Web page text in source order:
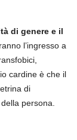
di genere e il
l’ingresso a
cardine è che il
di
persona.